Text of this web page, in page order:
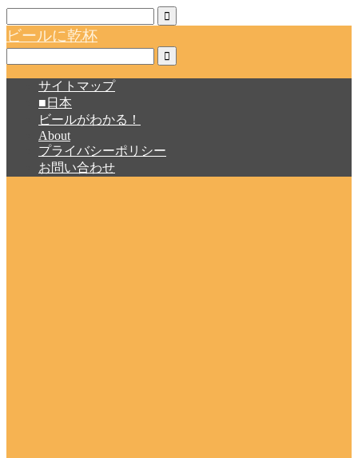
ビールに乾杯
サイトマップ
■日本
ビールがわかる！
About
プライバシーポリシー
お問い合わせ